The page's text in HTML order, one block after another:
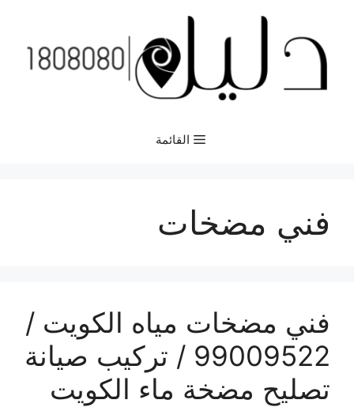
المحتوى
القائمة
فني مضخات
فني مضخات مياه الكويت /
99009522 / تركيب صيانة
تصليح مضخة ماء الكويت